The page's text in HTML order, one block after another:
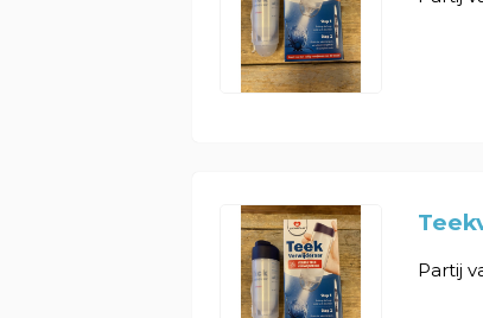
Partij